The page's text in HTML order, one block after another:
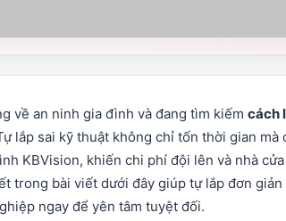
về an ninh gia đình và đang tìm kiếm cách
lắp sai kỹ thuật không chỉ tốn thời gian
KBVision, khiến chi phí đội lên và nhà
trong bài viết dưới đây giúp tự lắp đơn
ngay để yên tâm tuyệt đối.